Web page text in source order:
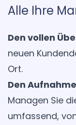
Alle Ihre
Den vollen
neuen
Ort.
Den
Managen Sie
umfassend,